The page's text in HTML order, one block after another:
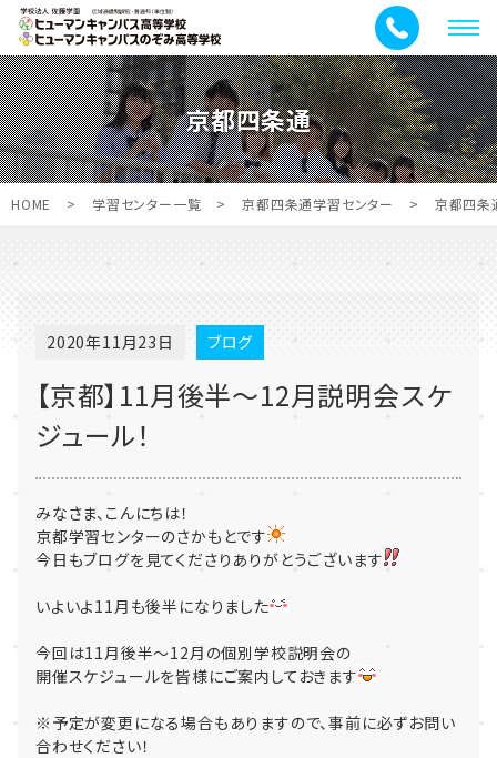
メ
ニ
ュ
ー
京都四条通
HOME > 学習センター一覧 > 京都四条通学習センター > 京都四条
2020年11月23日 ブログ
【京都】11月後半～12月説明会スケ
ジュール！
みなさま、こんにちは！
京都学習センターのさかもとです
今日もブログを見てくださりありがとうございます
いよいよ11月も後半になりました
今回は11月後半～12月の個別学校説明会の
開催スケジュールを皆様にご案内しておきます
※予定が変更になる場合もありますので、事前に必ずお問い
合わせください！